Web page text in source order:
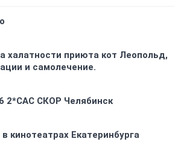
халатности приюта кот Леопольд,
и самолечение.
2*CAC СКОР Челябинск
кинотеатрах Екатеринбурга